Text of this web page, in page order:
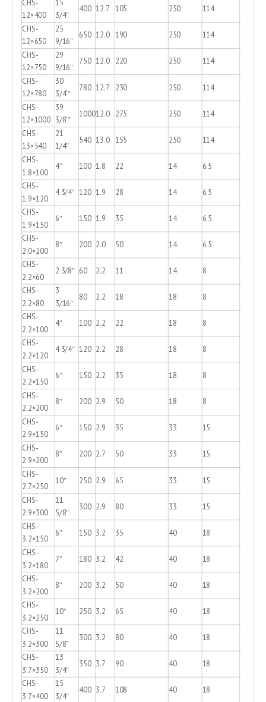
CHS-
12×400
15
3/4″
400 12.7 105 250 114
CHS-
12×650
25
9/16″
650 12.0 190 250 114
CHS-
12×750
29
9/16″
750 12.0 220 250
114
CHS-
12×780
30
3/4'″
780 12.7 230 250
114
CHS-
12×1000
39
3/8'″
100012.0 275 250
114
CHS-
13×540
21
1/4″
540 13.0 155 250
114
CHS-
1.8×100
4″ 100 1.8 22 14 6.5
CHS-
1.9×120
4 3/4″ 120 1.9 28 14 6.5
CHS-
1.9×150
6″ 150 1.9 35 14 6.5
CHS-
2.0×200
8″ 200 2.0 50 14 6.5
CHS-
2.2×60
2 3/8″ 60 2.2 11 14 8
CHS-
2.2×80
3
3/16″
80 2.2 18 18 8
CHS-
2.2×100
4″ 100 2.2 22 18 8
CHS-
2.2×120
4 3/4″ 120 2.2 28 18 8
CHS-
2.2×150
6″ 150 2.2 35 18 8
CHS-
2.2×200
8″ 200 2.9 50 18 8
CHS-
2.9×150
6″ 150 2.9 35 33 15
CHS-
2.9×200
8″ 200 2.7 50 33 15
CHS-
2.7×250
10″ 250 2.9 65 33 15
CHS-
2.9×300
11
5/8″
300 2.9 80 33
15
CHS-
3.2×150
6″ 150 3.2 35 40
18
CHS-
3.2×180
7″ 180 3.2 42 40
18
CHS-
3.2×200
8″ 200 3.2 50 40
18
CHS-
3.2×250
10″ 250 3.2 65 40
18
CHS-
3.2×300
11
5/8″
300 3.2 80 40
18
CHS-
3.7×350
13
3/4″
350 3.7 90 40
18
CHS-
3.7×400
15
3/4″
400 3.7 108 40 18